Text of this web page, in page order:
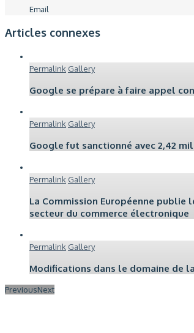
Email
Articles connexes
Permalink Gallery
Google se prépare à faire appel
Permalink Gallery
Google fut sanctionné avec 2,42
Permalink Gallery
La Commission Européenne
secteur du commerce électronique
Permalink Gallery
Modifications dans le domaine de
PreviousNext